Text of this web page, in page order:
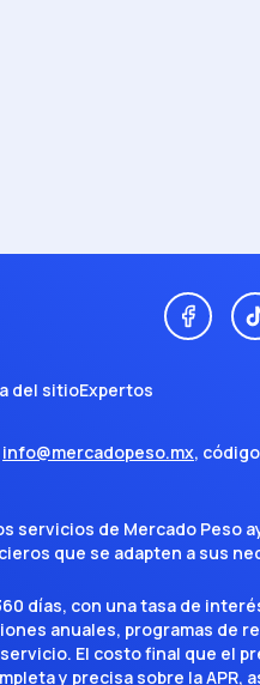
del sitioExpertos
info@mercadopeso.mx,
servicios de Mercado Peso
que se adapten a sus
días, con una tasa de
anuales, programas de
El costo final que el
y precisa sobre la APR,